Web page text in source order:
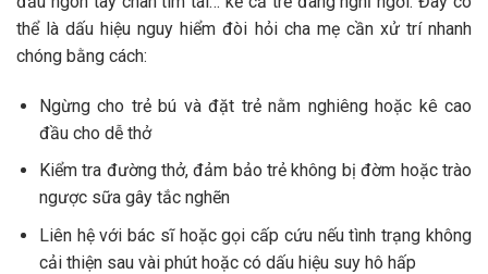
thể là dấu hiệu nguy hiểm đòi hỏi cha mẹ cần xử trí nhanh
chóng bằng cách:
Ngừng cho trẻ bú và đặt trẻ nằm nghiêng hoặc kê cao
đầu cho dễ thở
Kiểm tra đường thở, đảm bảo trẻ không bị đờm hoặc trào
ngược sữa gây tắc nghẽn
Liên hệ với bác sĩ hoặc gọi cấp cứu nếu tình trạng không
cải thiện sau vài phút hoặc có dấu hiệu suy hô hấp